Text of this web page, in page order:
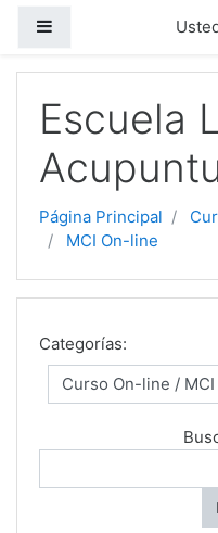
Escuela
Página Principal
MCI On-line
Categorías: